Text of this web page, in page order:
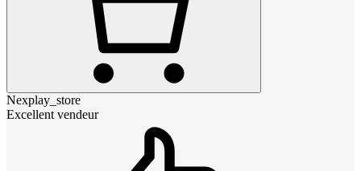
Nexplay_store
Excellent vendeur